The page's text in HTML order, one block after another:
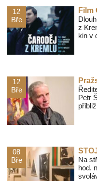
12
Bře
z
kin v
12
Bře
Petr
08
Bře
Na
hod.